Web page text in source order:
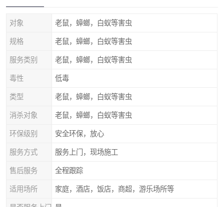
对象 老鼠，蟑螂，白蚁等害虫
规格 老鼠，蟑螂，白蚁等害虫
服务类别 老鼠，蟑螂，白蚁等害虫
毒性 低毒
类型 老鼠，蟑螂，白蚁等害虫
消杀对象 老鼠，蟑螂，白蚁等害虫
环保级别 安全环保，放心
服务方式 服务上门，现场施工
售后服务 全程跟踪
适用场所 家庭，酒店，饭店，商超，游乐场所等